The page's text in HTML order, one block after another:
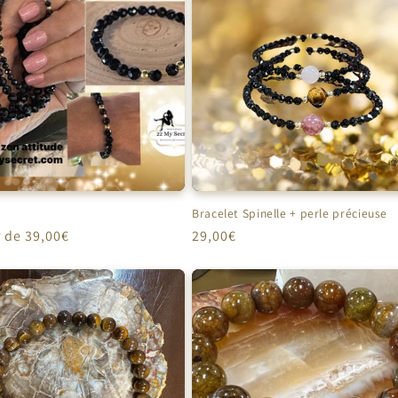
39,00€
Bracelet Spinelle + perle précieuse
Prix
29,00€